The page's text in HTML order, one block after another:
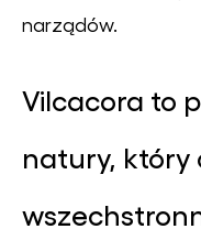
narządów.
Vilcacora to
natury, który